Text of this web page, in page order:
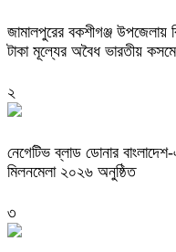
জামালপুরের বকশীগঞ্জ উপজেলায়
টাকা মূল্যের অবৈধ ভারতীয়
২
নেগেটিভ ব্লাড ডোনার বাংলাদেশ-
মিলনমেলা ২০২৬ অনুষ্ঠিত
৩